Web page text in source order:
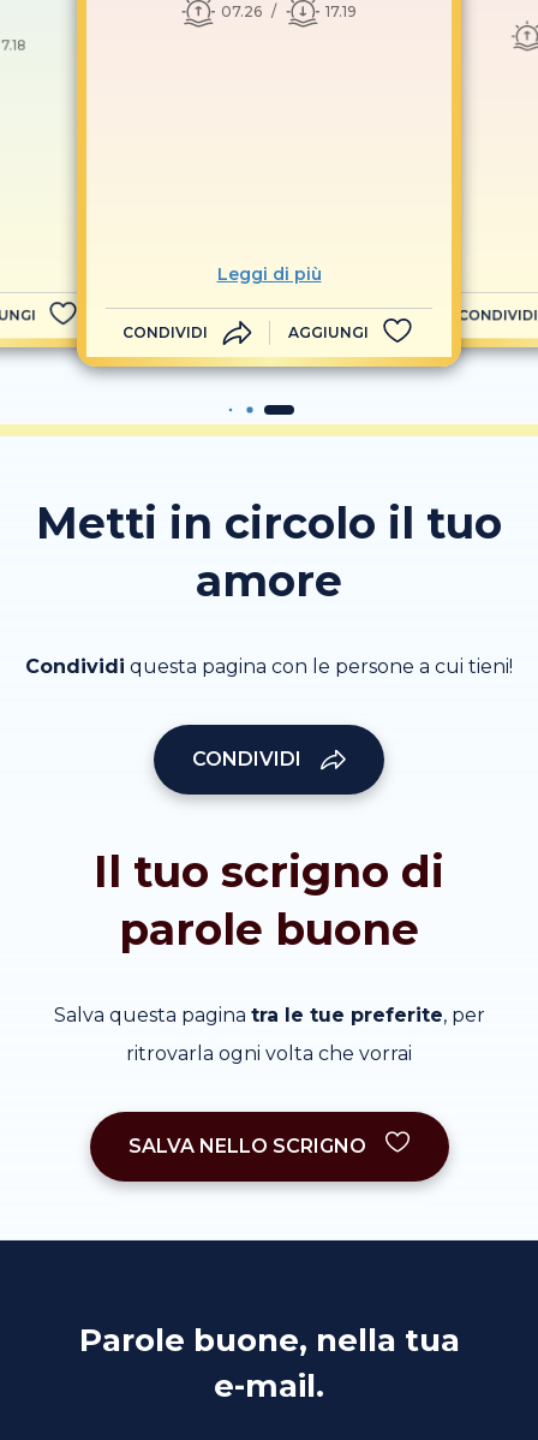
07.26 17.19
Leggi di più
CONDIVIDI AGGIUNGI
CONDIVIDI
Metti in circolo il tuo
amore
Condividi questa pagina con le persone a cui tieni!
CONDIVIDI
Il tuo scrigno di
parole buone
Salva questa pagina tra le tue preferite, per
ritrovarla ogni volta che vorrai
SALVA NELLO SCRIGNO
Parole buone, nella tua
e-mail.